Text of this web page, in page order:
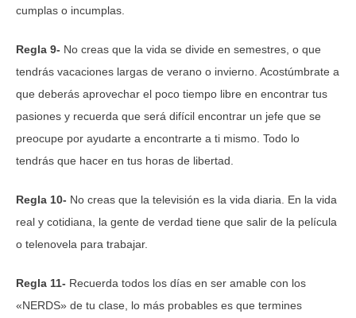
cumplas o incumplas.
Regla 9- No creas que la vida se divide en semestres, o que
tendrás vacaciones largas de verano o invierno. Acostúmbrate a
que deberás aprovechar el poco tiempo libre en encontrar tus
pasiones y recuerda que será difícil encontrar un jefe que se
preocupe por ayudarte a encontrarte a ti mismo. Todo lo
tendrás que hacer en tus horas de libertad.
Regla 10- No creas que la televisión es la vida diaria. En la vida
real y cotidiana, la gente de verdad tiene que salir de la película
o telenovela para trabajar.
Regla 11- Recuerda todos los días en ser amable con los
«NERDS» de tu clase, lo más probables es que termines